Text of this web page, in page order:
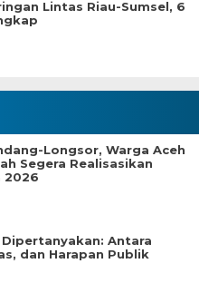
Lintas Riau-Sumsel, 6
Longsor, Warga Aceh
Segera Realisasikan
2026
Antara
dan Harapan Publik